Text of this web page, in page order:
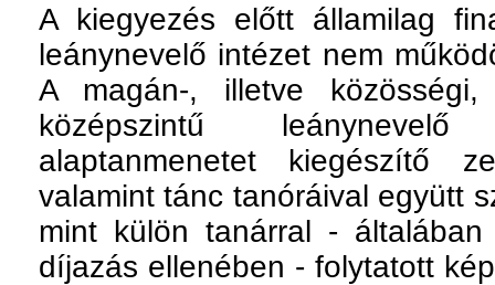
A kiegyezés előtt államilag
leánynevelő intézet nem
A magán-, illetve
középszintű
alaptanmenetet kiegészítő
valamint tánc tanóráival együtt
mint külön tanárral -
díjazás ellenében - folytatott